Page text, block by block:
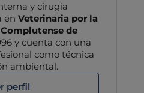
y cirugía
en Veterinaria por la
de
y cuenta con una
como técnica
ambiental.
perfil